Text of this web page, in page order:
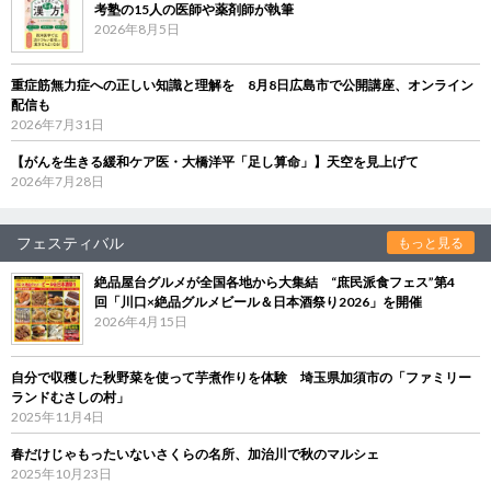
考塾の15人の医師や薬剤師が執筆
2026年8月5日
重症筋無力症への正しい知識と理解を 8月8日広島市で公開講座、オンライン
配信も
2026年7月31日
【がんを生きる緩和ケア医・大橋洋平「足し算命」】天空を見上げて
2026年7月28日
フェスティバル もっと見る
絶品屋台グルメが全国各地から大集結 “庶民派食フェス”第4
回「川口×絶品グルメビール＆日本酒祭り2026」を開催
2026年4月15日
自分で収穫した秋野菜を使って芋煮作りを体験 埼玉県加須市の「ファミリー
ランドむさしの村」
2025年11月4日
春だけじゃもったいないさくらの名所、加治川で秋のマルシェ
2025年10月23日